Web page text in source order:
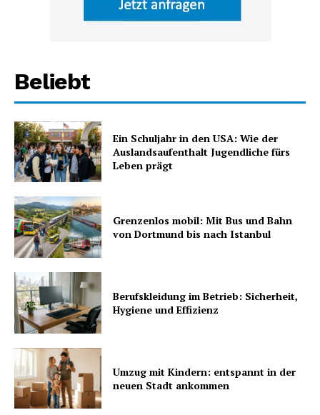
Beliebt
Ein Schuljahr in den USA: Wie der
Auslandsaufenthalt Jugendliche fürs
Leben prägt
Grenzenlos mobil: Mit Bus und Bahn
von Dortmund bis nach Istanbul
Berufskleidung im Betrieb: Sicherheit,
Hygiene und Effizienz
Umzug mit Kindern: entspannt in der
neuen Stadt ankommen